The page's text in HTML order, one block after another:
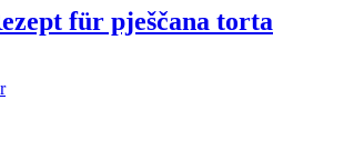
für pješčana torta